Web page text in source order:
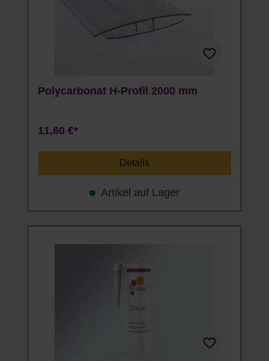
Polycarbonat H-Profil 2000 mm
11,60 €*
Details
Artikel auf Lager